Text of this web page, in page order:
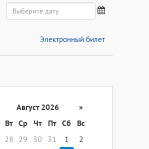
Электронный билет
Август 2026
»
Вт Ср Чт Пт Сб
Вс
28 29 30 31 1
2